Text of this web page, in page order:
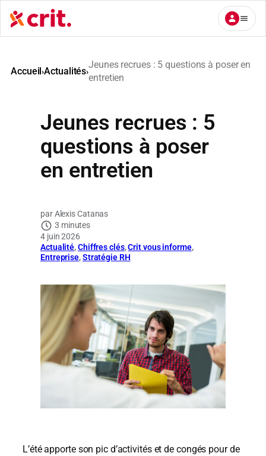
Aller
au
contenu
Accueil›Actualités›
Jeunes recrues : 5 questions à poser en
entretien
Jeunes recrues : 5
questions à poser
en entretien
Alexis Catanas
3 minutes
4 juin 2026
Actualité, Chiffres clés, Crit vous informe,
Entreprise, Stratégie RH
L’été apporte son pic d’activités et de congés pour de